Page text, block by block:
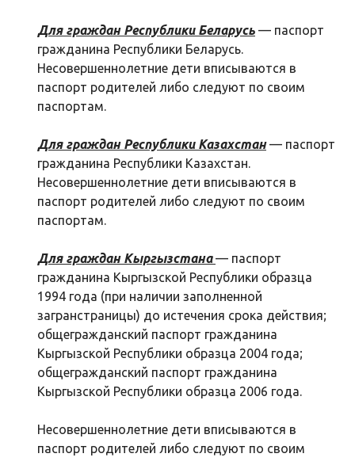
Для граждан Республики Беларусь — паспорт
гражданина Республики Беларусь.
Несовершеннолетние дети вписываются в
паспорт родителей либо следуют по своим
паспортам.
Для граждан Республики Казахстан— паспорт
гражданина Республики Казахстан.
Несовершеннолетние дети вписываются в
паспорт родителей либо следуют по своим
паспортам.
Для граждан Кыргызстана — паспорт
гражданина Кыргызской Республики образца
1994 года (при наличии заполненной
загранстраницы) до истечения срока действия;
общегражданский паспорт гражданина
Кыргызской Республики образца 2004 года;
общегражданский паспорт гражданина
Кыргызской Республики образца 2006 года.
Несовершеннолетние дети вписываются в
паспорт родителей либо следуют по своим